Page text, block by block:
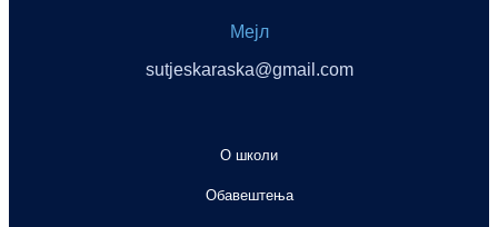
Мејл
sutjeskaraska@gmail.com
О школи
Oбавештења